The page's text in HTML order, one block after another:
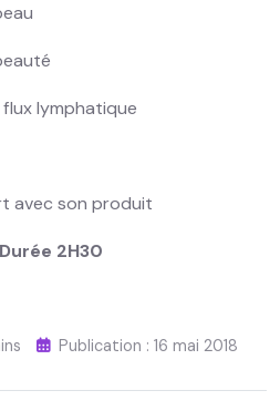
lymphatique
avec son produit
2H30
Publication : 16 mai 2018